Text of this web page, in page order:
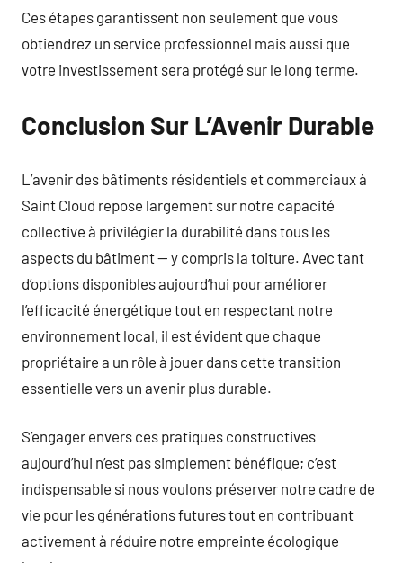
Ces étapes garantissent non seulement que vous
obtiendrez un service professionnel mais aussi que
votre investissement sera protégé sur le long terme.
Conclusion Sur L’Avenir Durable
L’avenir des bâtiments résidentiels et commerciaux à
Saint Cloud repose largement sur notre capacité
collective à privilégier la durabilité dans tous les
aspects du bâtiment — y compris la toiture. Avec tant
d’options disponibles aujourd’hui pour améliorer
l’efficacité énergétique tout en respectant notre
environnement local, il est évident que chaque
propriétaire a un rôle à jouer dans cette transition
essentielle vers un avenir plus durable.
S’engager envers ces pratiques constructives
aujourd’hui n’est pas simplement bénéfique; c’est
indispensable si nous voulons préserver notre cadre de
vie pour les générations futures tout en contribuant
activement à réduire notre empreinte écologique